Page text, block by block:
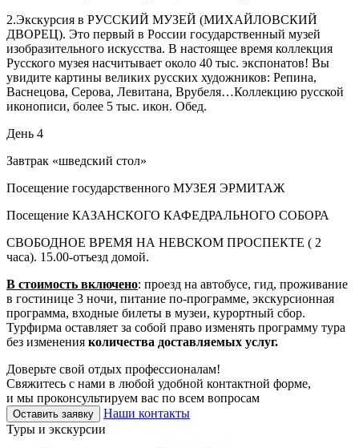
2.Экскурсия в РУССКИЙ МУЗЕЙ (МИХАЙЛОВСКИЙ
ДВОРЕЦ). Это первый в России государственный музей
изобразительного искусства. В настоящее время коллекция
Русского музея насчитывает около 40 тыс. экспонатов! Вы
увидите картины великих русских художников: Репина,
Васнецова, Серова, Левитана, Врубеля…Коллекцию русской
иконописи, более 5 тыс. икон. Обед.
День 4
Завтрак «шведский стол»
Посещение государственного МУЗЕЯ ЭРМИТАЖ
Посещение КАЗАНСКОГО КАФЕДРАЛЬНОГО СОБОРА
СВОБОДНОЕ ВРЕМЯ НА НЕВСКОМ ПРОСПЕКТЕ ( 2
часа). 15.00-отъезд домой.
В стоимость включено: проезд на автобусе, гид, проживание
в гостинице 3 ночи, питание по-программе, экскурсионная
программа, входные билеты в музеи, курортный сбор.
Турфирма оставляет за собой право изменять программу тура
без изменения количества доставляемых услуг.
Доверьте свой отдых профессионалам!
Свяжитесь с нами в любой удобной контактной форме,
и мы проконсультируем вас по всем вопросам
Оставить заявку
Наши контакты
Туры и экскурсии